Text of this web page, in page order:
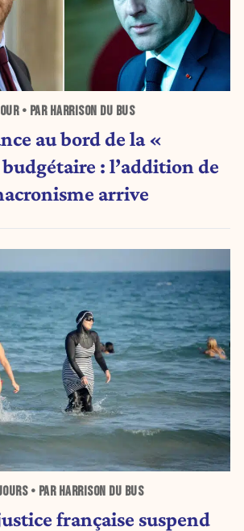
• PAR HARRISON DU BUS
au bord de la «
: l’addition de
arrive
• PAR HARRISON DU BUS
française suspend